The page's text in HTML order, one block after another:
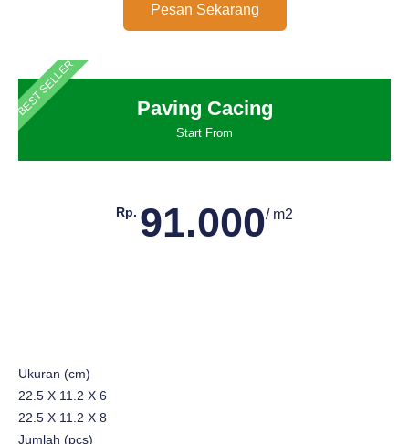
Pesan Sekarang
BEST SELLER Paving Cacing
Start From
Rp. 91.000/ m2
Ukuran (cm)
22.5 X 11.2 X 6
22.5 X 11.2 X 8
Jumlah (pcs)